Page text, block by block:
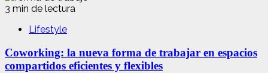
3 min de lectura
Lifestyle
Coworking: la nueva forma de trabajar en espacios
compartidos eficientes y flexibles